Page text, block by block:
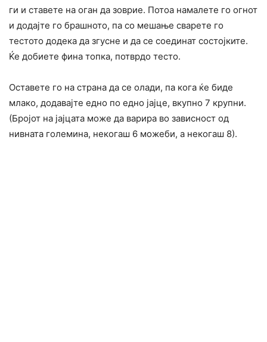
ги и ставете на оган да зоврие. Потоа намалете го огнот
и додајте го брашното, па со мешање сварете го
тестото додека да згусне и да се соединат состојките.
Ќе добиете фина топка, потврдо тесто.
Оставете го на страна да се олади, па кога ќе биде
млако, додавајте едно по едно јајце, вкупно 7 крупни.
(Бројот на јајцата може да варира во зависност од
нивната големина, некогаш 6 можеби, а некогаш 8).